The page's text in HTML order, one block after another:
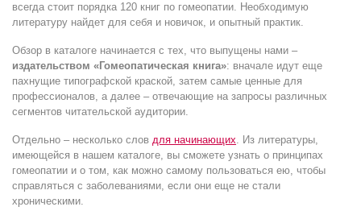
всегда стоит порядка 120 книг по гомеопатии. Необходимую
литературу найдет для себя и новичок, и опытный практик.
Обзор в каталоге начинается с тех, что выпущены нами –
издательством «Гомеопатическая книга»: вначале идут еще
пахнущие типографской краской, затем самые ценные для
профессионалов, а далее – отвечающие на запросы различных
сегментов читательской аудитории.
Отдельно – несколько слов для начинающих. Из литературы,
имеющейся в нашем каталоге, вы сможете узнать о принципах
гомеопатии и о том, как можно самому пользоваться ею, чтобы
справляться с заболеваниями, если они еще не стали
хроническими.